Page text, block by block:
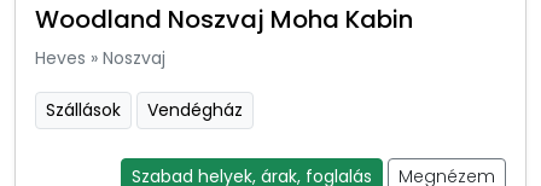
Woodland Noszvaj Moha Kabin
Heves » Noszvaj
Szállások Vendégház
Szabad helyek, árak, foglalás Megnézem